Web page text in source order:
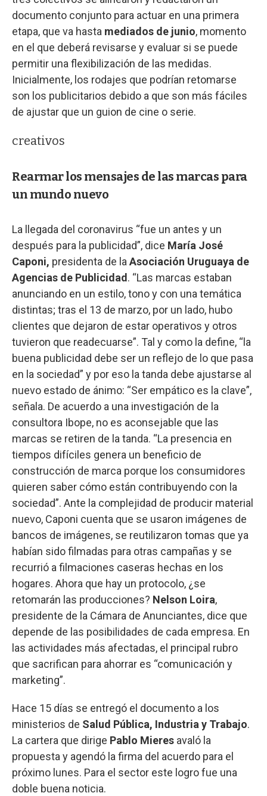
documento conjunto para actuar en una primera
etapa, que va hasta mediados de junio, momento
en el que deberá revisarse y evaluar si se puede
permitir una flexibilización de las medidas.
Inicialmente, los rodajes que podrían retomarse
son los publicitarios debido a que son más fáciles
de ajustar que un guion de cine o serie.
creativos
Rearmar los mensajes de las marcas para
un mundo nuevo
La llegada del coronavirus “fue un antes y un
después para la publicidad”, dice María José
Caponi, presidenta de la Asociación Uruguaya de
Agencias de Publicidad . “Las marcas estaban
anunciando en un estilo, tono y con una temática
distintas; tras el 13 de marzo, por un lado, hubo
clientes que dejaron de estar operativos y otros
tuvieron que readecuarse”. Tal y como la define, “la
buena publicidad debe ser un reflejo de lo que pasa
en la sociedad” y por eso la tanda debe ajustarse al
nuevo estado de ánimo: “Ser empático es la clave”,
señala. De acuerdo a una investigación de la
consultora Ibope, no es aconsejable que las
marcas se retiren de la tanda. “La presencia en
tiempos difíciles genera un beneficio de
construcción de marca porque los consumidores
quieren saber cómo están contribuyendo con la
sociedad”. Ante la complejidad de producir material
nuevo, Caponi cuenta que se usaron imágenes de
bancos de imágenes, se reutilizaron tomas que ya
habían sido filmadas para otras campañas y se
recurrió a filmaciones caseras hechas en los
hogares. Ahora que hay un protocolo, ¿se
retomarán las producciones? Nelson Loira,
presidente de la Cámara de Anunciantes, dice que
depende de las posibilidades de cada empresa. En
las actividades más afectadas, el principal rubro
que sacrifican para ahorrar es “comunicación y
marketing”.
Hace 15 días se entregó el documento a los
ministerios de Salud Pública, Industria y Trabajo.
La cartera que dirige Pablo Mieres avaló la
propuesta y agendó la firma del acuerdo para el
próximo lunes. Para el sector este logro fue una
doble buena noticia.